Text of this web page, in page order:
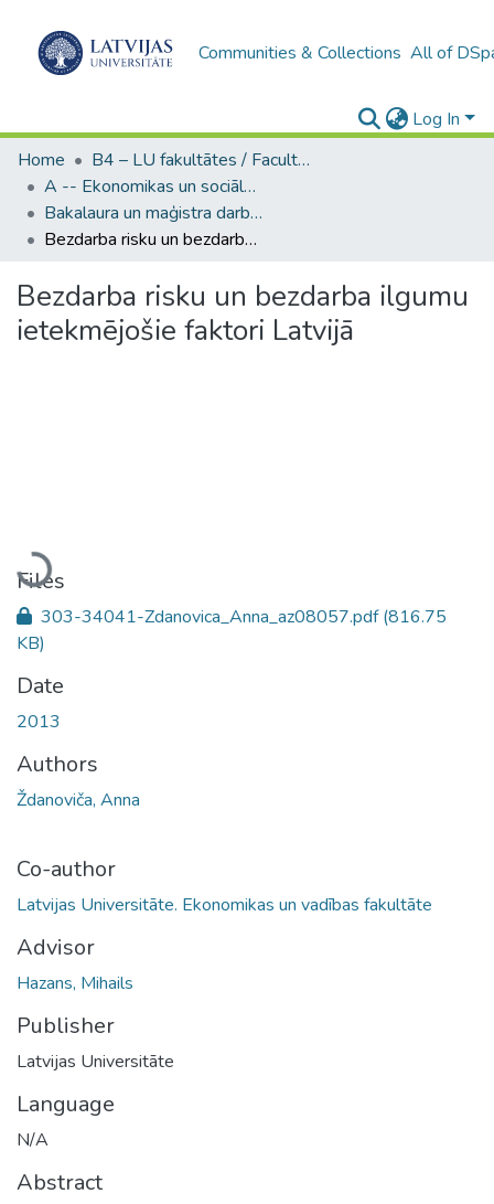
Communities & Collections All of
Log In
Home
B4 – LU fakultātes / Faculties of the UL
A -- Ekonomikas un sociālo zinātņu fakultāte / Faculty of Economics and Social Sciences
Bakalaura un maģistra darbi (ESZF) / Bachelor's and Master's theses
Bezdarba risku un bezdarba ilgumu ietekmējošie faktori Latvijā
Bezdarba risku un bezdarba ilgumu
ietekmējošie faktori Latvijā
Loading...
Files
303-34041-Zdanovica_Anna_az08057.pdf(816.75
KB)
Date
2013
Authors
Ždanoviča, Anna
Co-author
Latvijas Universitāte. Ekonomikas un vadības fakultāte
Advisor
Hazans, Mihails
Publisher
Latvijas Universitāte
Language
N/A
Abstract